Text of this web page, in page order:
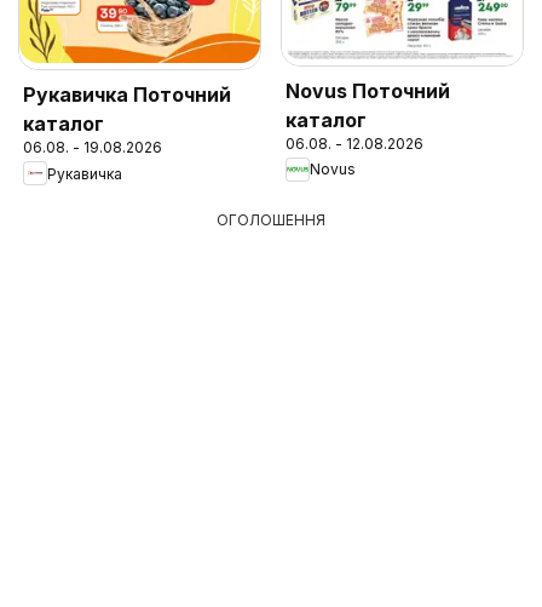
Рукавичка Поточний
каталог
06.08. - 19.08.2026
Рукавичка
Novus Поточний
каталог
06.08. - 12.08.2026
Novus
ОГОЛОШЕННЯ